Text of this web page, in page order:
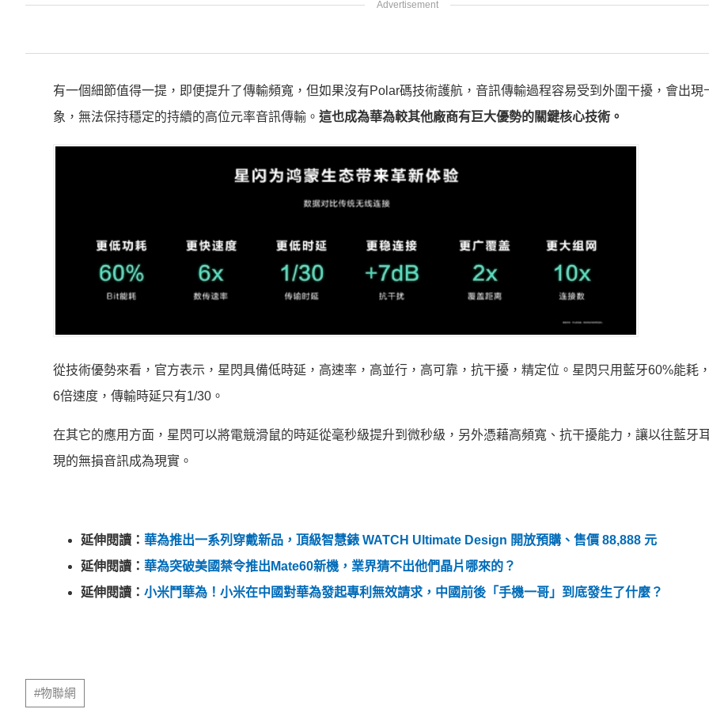
有一個細節值得一提，即便提升了傳輸頻寬，但如果沒有Polar碼技術護航，音訊傳輸過程容易受到外圍干擾，會出現
象，無法保持穩定的持續的高位元率音訊傳輸。 這也成為華為較其他廠商有巨大優勢的關鍵核心技術。
從技術優勢來看，官方表示，星閃具備低時延，高速率，高並行，高可靠，抗干擾，精定位。星閃只用藍牙60%能耗
6倍速度，傳輸時延只有1/30。
在其它的應用方面，星閃可以將電競滑鼠的時延從毫秒級提升到微秒級，另外憑藉高頻寬、抗干擾能力，讓以往藍牙
現的無損音訊成為現實。
延伸閱讀： 華為推出一系列穿戴新品，頂級智慧錶 WATCH Ultimate Design 開放預購、售價 88,888 元
延伸閱讀： 華為突破美國禁令推出Mate60新機，業界猜不出他們晶片哪來的？
延伸閱讀： 小米鬥華為！小米在中國對華為發起專利無效請求，中國前後「手機一哥」到底發生了什麼？
#物聯網